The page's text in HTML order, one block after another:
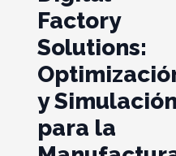
Factory
Solutions:
y
para la